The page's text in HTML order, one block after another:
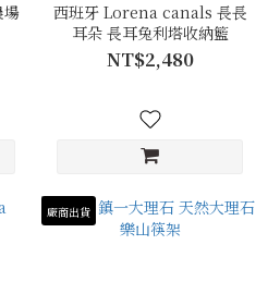
西班牙 Lorena canals 長長
耳朵 長耳兔利塔收納籃
NT$2,480
廠商出貨